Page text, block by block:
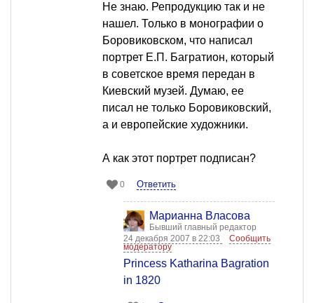
Не знаю. Репродукцию так и не
нашел. Только в монографии о
Боровиковском, что написал
портрет Е.П. Багратион, который
в советское время передан в
Киевский музей. Думаю, ее
писал не только Боровиковский,
а и европейские художники.
А как этот портрет подписан?
0 Ответить
Марианна Власова
Бывший главный редактор
24 декабря 2007 в 22:03
Сообщить
модератору
Princess Katharina Bagration
in 1820